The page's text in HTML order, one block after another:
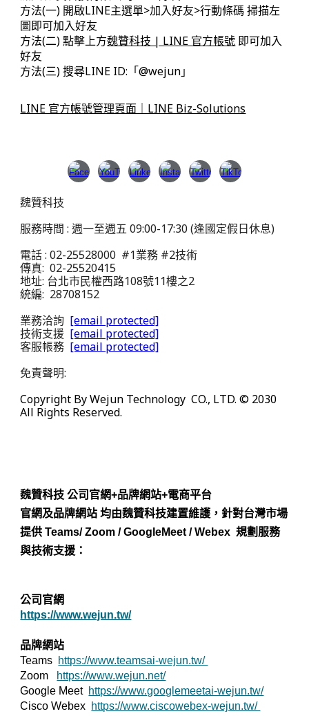
方法(一) 開啟LINE主選單>加入好友>行動條碼 掃描左
圖即可加入好友
方法(二) 點擊上方魏贊科技 | LINE 官方帳號 即可加入
好友
方法(三) 搜尋LINE ID:「@wejun」
LINE 官方帳號管理頁面｜LINE Biz-Solutions
魏贊科技
服務時間 : 週一至週五 09:00-17:30 (逢國定假日休息)
電話 : 02-25528000 #1業務 #2技術
傳真: 02-25520415
地址: 台北市民權西路108號11樓之2
統編: 28708152
業務洽詢 [email protected]
技術支援 [email protected]
客服帳務 [email protected]
免責聲明:
Copyright By Wejun Technology CO., LTD. © 2030
All Rights Reserved.
魏贊科技 公司官網+品牌網站+電商平台
官網及品牌網站 均由魏贊科技建置維護，針對台灣市場
提供 Teams/ Zoom / GoogleMeet / Webex 規劃服務
與技術支援：
公司官網
https://www.wejun.tw/
品牌網站
Teams https://www.teamsai-wejun.tw/
Zoom https://www.wejun.net/
Google Meet https://www.googlemeetai-wejun.tw/
Cisco Webex https://www.ciscowebex-wejun.tw/